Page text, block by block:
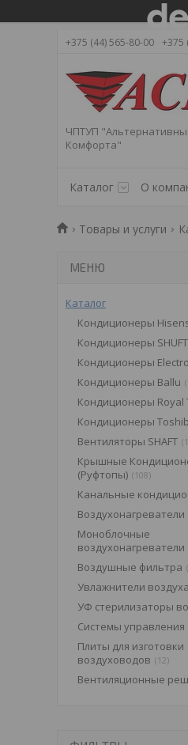
+375 (44) 565-80-00 +375
ЧПТУП
Комфорта"
Каталог О
Товары и услуги
Каталог
Кондиционеры
Кондиционеры SHUFT
Кондиционеры
Кондиционеры Ballu
Кондиционеры Royal
Кондиционеры
Вентиляторы SHAFT
Крышные
(Pуфтопы)
108
Канальные
Воздухонагреватели
Моноблочные
воздухонагреватели
Воздушные фильтра
Увлажнители воздуха
УФ стерилизаторы
Системы управления
Плиты для изготовки
воздуховодов
12
Вентиляционные